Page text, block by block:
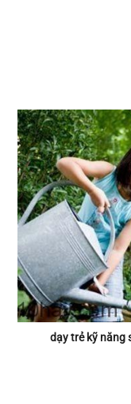
dạy trẻ kỹ năng